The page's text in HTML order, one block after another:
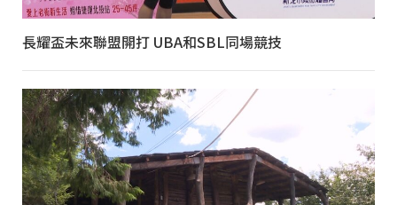
長耀盃未來聯盟開打 UBA和SBL同場競技